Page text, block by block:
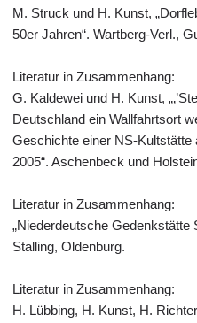
M. Struck und H. Kunst,
50er Jahren“. Wartberg-Verl.,
Literatur in Zusammenhang:
G. Kaldewei und H. Kunst,
Deutschland ein Wallfahrtsort
Geschichte einer NS-
2005“. Aschenbeck und
Literatur in Zusammenhang:
„Niederdeutsche Gedenkstätte
Stalling, Oldenburg.
Literatur in Zusammenhang:
H. Lübbing, H. Kunst, H.